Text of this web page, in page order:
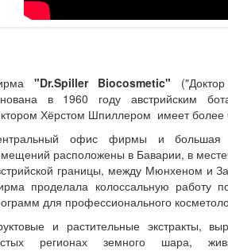
"Dr.Spiller Biocosmetic"
в 1960 году австрийским
Хёрстом Шпиллером имеет
офис фирмы и большая
расположены в Баварии, в
границы, между Мюнхеном и
проделала колоссальную работу
для профессионального
и растительные экстракты,
регионах земного шара,